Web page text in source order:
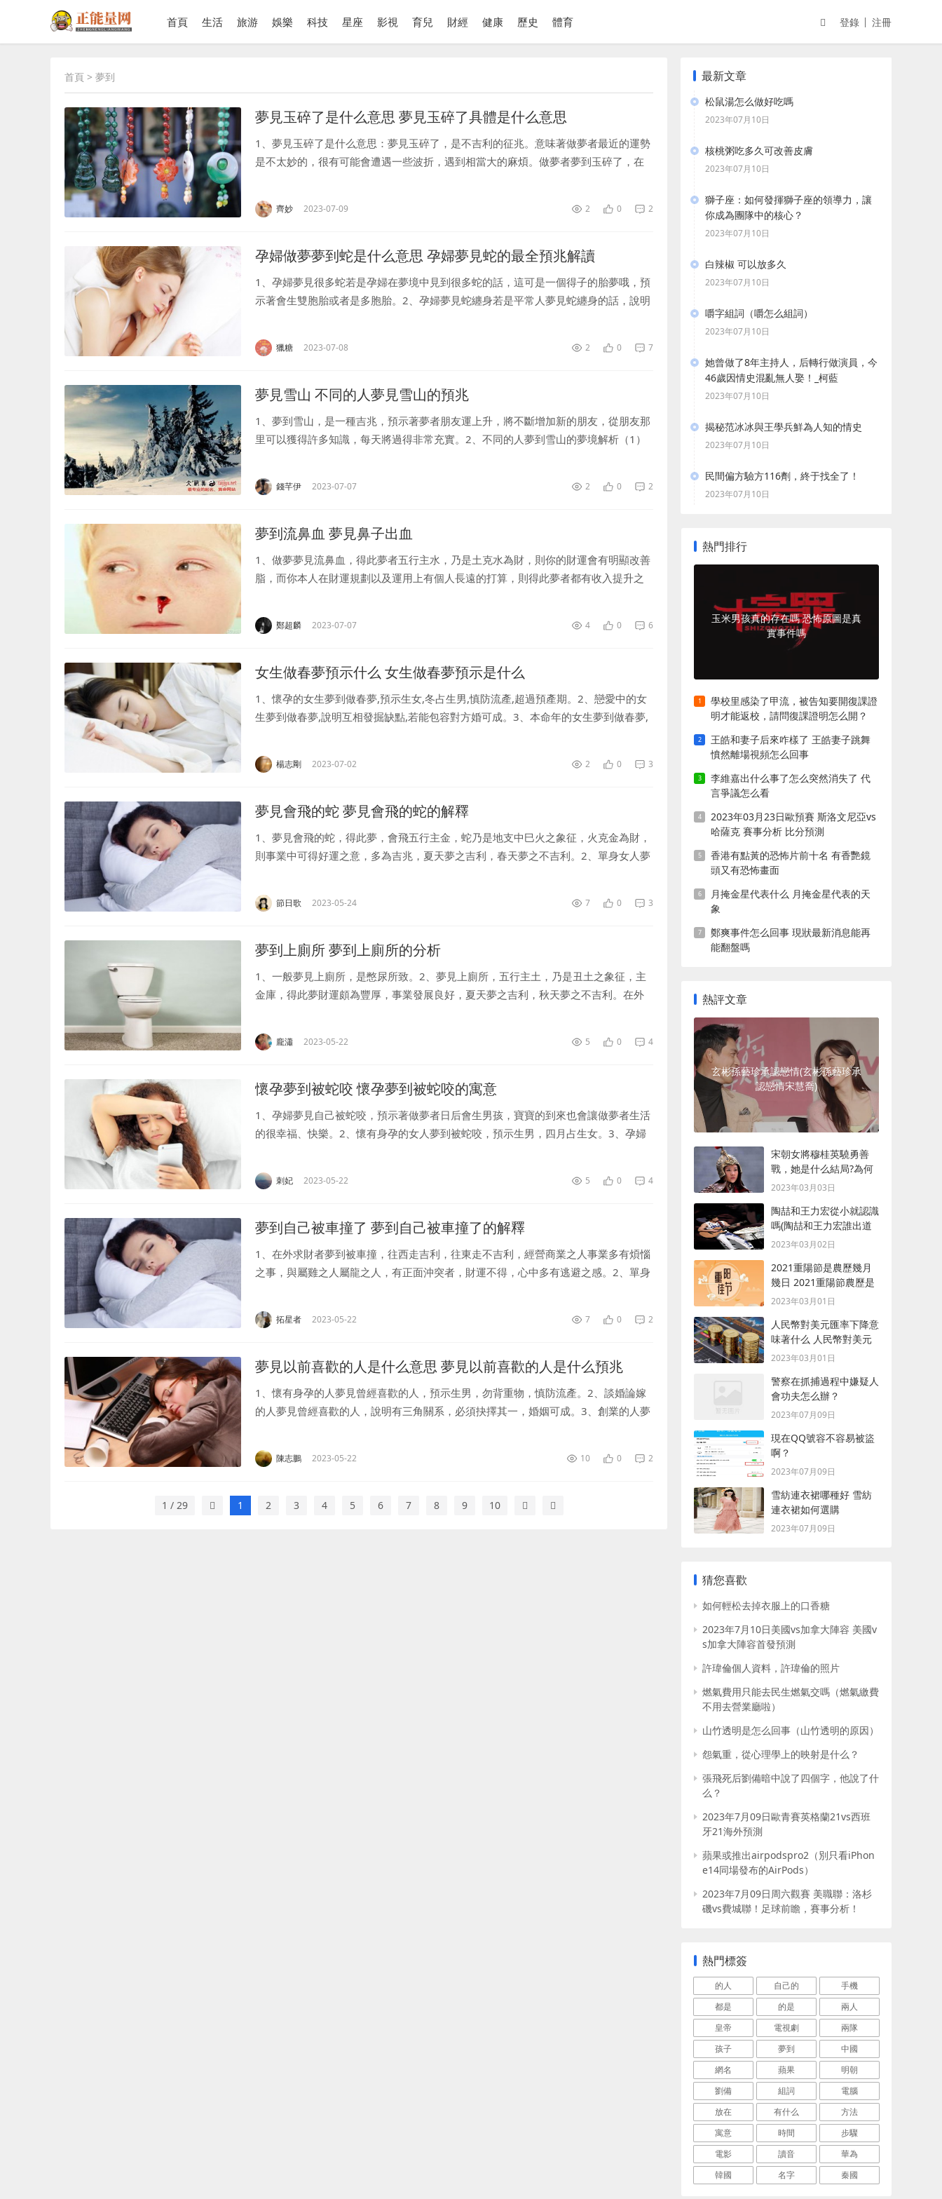
首頁 生活 旅游 娛樂 科技 星座 影視 育兒 財經 健康 歷史 體育 登錄 注冊
首頁 > 夢到
夢見玉碎了是什么意思 夢見玉碎了具體是什么意思
1、夢見玉碎了是什么意思：夢見玉碎了，是不吉利的征兆。意味著做夢者最近的運勢
是不太妙的，很有可能會遭遇一些波折，遇到相當大的麻煩。做夢者夢到玉碎了，在
能，亦或是自己在意...
齊妙 2023-07-09 2 0 2
孕婦做夢夢到蛇是什么意思 孕婦夢見蛇的最全預兆解讀
1、孕婦夢見很多蛇若是孕婦在夢境中見到很多蛇的話，這可是一個得子的胎夢哦，預
示著會生雙胞胎或者是多胞胎。2、孕婦夢見蛇纏身若是平常人夢見蛇纏身的話，說明
將會生貴子。3...
獵糖 2023-07-08 2 0 7
夢見雪山 不同的人夢見雪山的預兆
1、夢到雪山，是一種吉兆，預示著夢者朋友運上升，將不斷增加新的朋友，從朋友那
里可以獲得許多知識，每天將過得非常充實。2、不同的人夢到雪山的夢境解析（1）
方過剛強，互...
錢芊伊 2023-07-07 2 0 2
夢到流鼻血 夢見鼻子出血
1、做夢夢見流鼻血，得此夢者五行主水，乃是土克水為財，則你的財運會有明顯改善
脂，而你本人在財運規劃以及運用上有個人長遠的打算，則得此夢者都有收入提升之
之吉利，冬天夢之...
鄭超麟 2023-07-07 4 0 6
女生做春夢預示什么 女生做春夢預示是什么
1、懷孕的女生夢到做春夢,預示生女,冬占生男,慎防流產,超過預產期。2、戀愛中的女
生夢到做春夢,說明互相發掘缺點,若能包容對方婚可成。3、本命年的女生夢到做春夢,
楊志剛 2023-07-02 2 0 3
夢見會飛的蛇 夢見會飛的蛇的解釋
1、夢見會飛的蛇，得此夢，會飛五行主金，蛇乃是地支中巳火之象征，火克金為財，
則事業中可得好運之意，多為吉兆，夏天夢之吉利，春天夢之不吉利。2、單身女人夢
就是夢...
節日歌 2023-05-24 7 0 3
夢到上廁所 夢到上廁所的分析
1、一般夢見上廁所，是憋尿所致。2、夢見上廁所，五行主土，乃是丑土之象征，主
金庫，得此夢財運頗為豐厚，事業發展良好，夏天夢之吉利，秋天夢之不吉利。在外
可得改善，多為他...
龐瀟 2023-05-22 5 0 4
懷孕夢到被蛇咬 懷孕夢到被蛇咬的寓意
1、孕婦夢見自己被蛇咬，預示著做夢者日后會生男孩，寶寶的到來也會讓做夢者生活
的很幸福、快樂。2、懷有身孕的女人夢到被蛇咬，預示生男，四月占生女。3、孕婦
朋友被蛇咬，...
刺妃 2023-05-22 5 0 4
夢到自己被車撞了 夢到自己被車撞了的解釋
1、在外求財者夢到被車撞，往西走吉利，往東走不吉利，經營商業之人事業多有煩惱
之事，與屬雞之人屬龍之人，有正面沖突者，財運不得，心中多有逃避之感。2、單身
復之意，得此夢...
拓星者 2023-05-22 7 0 2
夢見以前喜歡的人是什么意思 夢見以前喜歡的人是什么預兆
1、懷有身孕的人夢見曾經喜歡的人，預示生男，勿背重物，慎防流產。2、談婚論嫁
的人夢見曾經喜歡的人，說明有三角關系，必須抉擇其一，婚姻可成。3、創業的人夢
的人，意味著...
陳志鵬 2023-05-22 10 0 2
1 / 29 1 2 3 4 5 6 7 8 9 10
最新文章
松鼠湯怎么做好吃嗎
2023年07月10日
核桃粥吃多久可改善皮膚
2023年07月10日
獅子座：如何發揮獅子座的領導力，讓
你成為團隊中的核心？
2023年07月10日
白辣椒 可以放多久
2023年07月10日
嚼字組詞（嚼怎么組詞）
2023年07月10日
她曾做了8年主持人，后轉行做演員，今
46歲因情史混亂無人娶！_柯藍
2023年07月10日
揭秘范冰冰與王學兵鮮為人知的情史
2023年07月10日
民間偏方驗方116劑，終于找全了！
2023年07月10日
熱門排行
玉米男孩真的存在嗎 恐怖原圖是真
實事件嗎
學校里感染了甲流，被告知要開復課證
明才能返校，請問復課證明怎么開？
王皓和妻子后來咋樣了 王皓妻子跳舞
憤然離場視頻怎么回事
李維嘉出什么事了怎么突然消失了 代
言爭議怎么看
2023年03月23日歐預賽 斯洛文尼亞vs
哈薩克 賽事分析 比分預測
香港有點黃的恐怖片前十名 有香艷鏡
頭又有恐怖畫面
月掩金星代表什么 月掩金星代表的天
象
鄭爽事件怎么回事 現狀最新消息能再
能翻盤嗎
熱評文章
玄彬孫藝珍承認戀情(玄彬孫藝珍承
認戀情宋慧喬)
宋朝女將穆桂英驍勇善
戰，她是什么結局?為何
最后會被殺死？
2023年03月03日
陶喆和王力宏從小就認識
嗎(陶喆和王力宏誰出道
早)
2023年03月02日
2021重陽節是農歷幾月
幾日 2021重陽節農歷是
什么時候
2023年03月01日
人民幣對美元匯率下降意
味著什么 人民幣對美元
匯率下降含義
2023年03月01日
警察在抓捕過程中嫌疑人
會功夫怎么辦？
2023年07月09日
現在QQ號容不容易被盜
啊？
2023年07月09日
雪紡連衣裙哪種好 雪紡
連衣裙如何選購
2023年07月09日
猜您喜歡
如何輕松去掉衣服上的口香糖
2023年7月10日美國vs加拿大陣容 美國v
s加拿大陣容首發預測
許瑋倫個人資料，許瑋倫的照片
燃氣費用只能去民生燃氣交嗎（燃氣繳費
不用去營業廳啦）
山竹透明是怎么回事（山竹透明的原因）
怨氣重，從心理學上的映射是什么？
張飛死后劉備暗中說了四個字，他說了什
么？
2023年7月09日歐青賽英格蘭21vs西班
牙21海外預測
蘋果或推出airpodspro2（別只看iPhon
e14同場發布的AirPods）
2023年7月09日周六觀賽 美職聯：洛杉
磯vs費城聯！足球前瞻，賽事分析！
熱門標簽
的人 自己的
手機
都是
的是
兩人
皇帝
電視劇
兩隊
孩子
夢到
中國
網名
蘋果
明朝
劉備
組詞
電腦
放在
有什么
方法
寓意
時間
步驟
電影
讀音
華為
韓國
名字 秦國